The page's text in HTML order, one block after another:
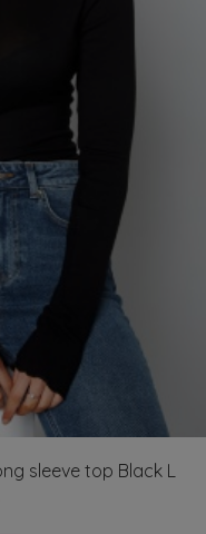
sleeve top Black L